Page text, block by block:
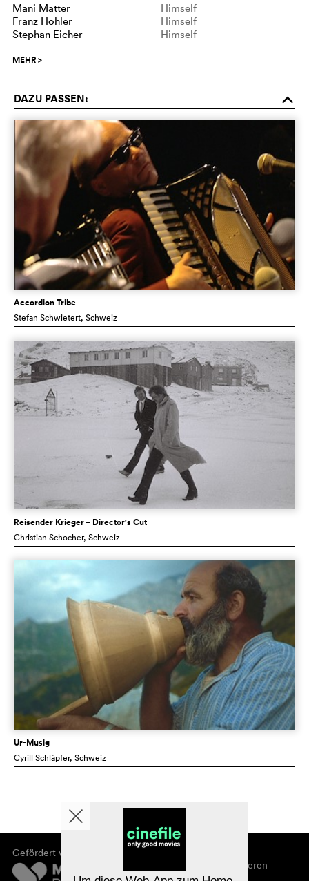
Mani Matter
Himself
Franz Hohler
Himself
Stephan Eicher
Himself
MEHR>
DAZU PASSEN: o
Accordion Tribe
Stefan Schwietert, Schweiz
Reisender Krieger – Director's Cut
Christian Schocher, Schweiz
Ur-Musig
Cyrill Schläpfer, Schweiz
Gefördert von
Registrieren/abonnieren
Newsletter